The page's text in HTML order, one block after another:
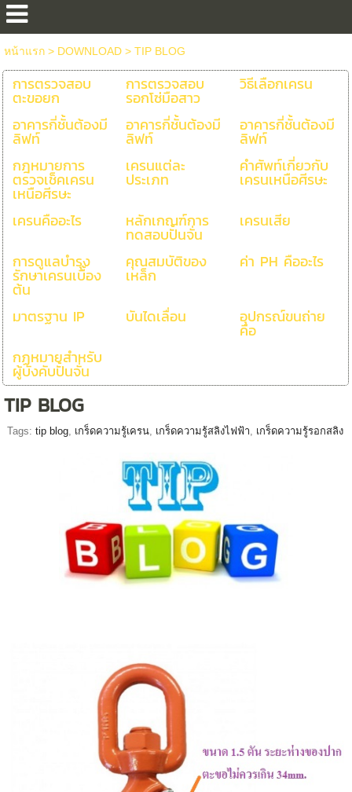
หน้าแรก> DOWNLOAD > TIP BLOG
การตรวจสอบ
ตะขอยก
การตรวจสอบ
รอกโซ่มือสาว
วิธีเลือกเครน
อาคารกี่ชั้นต้องมี
ลิฟท์
อาคารกี่ชั้นต้องมี
ลิฟท์
อาคารกี่ชั้นต้องมี
ลิฟท์
กฎหมายการ
ตรวจเช็คเครน
เหนือศีรษะ
เครนแต่ละ
ประเภท
คำศัพท์เกี่ยวกับ
เครนเหนือศีรษะ
เครนคืออะไร
หลักเกณฑ์การ
ทดสอบปั้นจั่น
เครนเสีย
การดูแลบำรุง
รักษาเครนเบื้อง
ต้น
คุณสมบัติของ
เหล็ก
ค่า PH คืออะไร
มาตรฐาน IP บันไดเลื่อน อุปกรณ์ขนถ่าย
คือ
กฏหมายสำหรับ
ผู้บังคับปั้นจั่น
TIP BLOG
Tags: tip blog, เกร็ดความรู้เครน, เกร็ดความรู้สลิงไฟฟ้า เกร็ดความรู้รอกสลิง